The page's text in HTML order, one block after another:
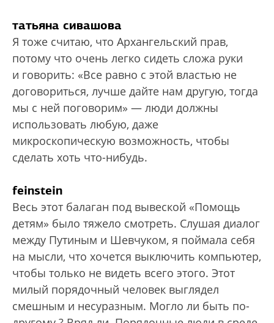
татьяна сивашова
Я тоже считаю, что Архангельский прав,
потому что очень легко сидеть сложа руки
и говорить: «Все равно с этой властью не
договориться, лучше дайте нам другую, тогда
мы с ней поговорим» — люди должны
использовать любую, даже
микроскопическую возможность, чтобы
сделать хоть что-нибудь.
feinstein
Весь этот балаган под вывеской «Помощь
детям» было тяжело смотреть. Слушая диалог
между Путиным и Шевчуком, я поймала себя
на мысли, что хочется выключить компьютер,
чтобы только не видеть всего этого. Этот
милый порядочный человек выглядел
смешным и несуразным. Могло ли быть по-